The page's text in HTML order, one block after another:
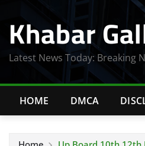
content
Khabar
Latest News Today: Breaking
HOME DMCA